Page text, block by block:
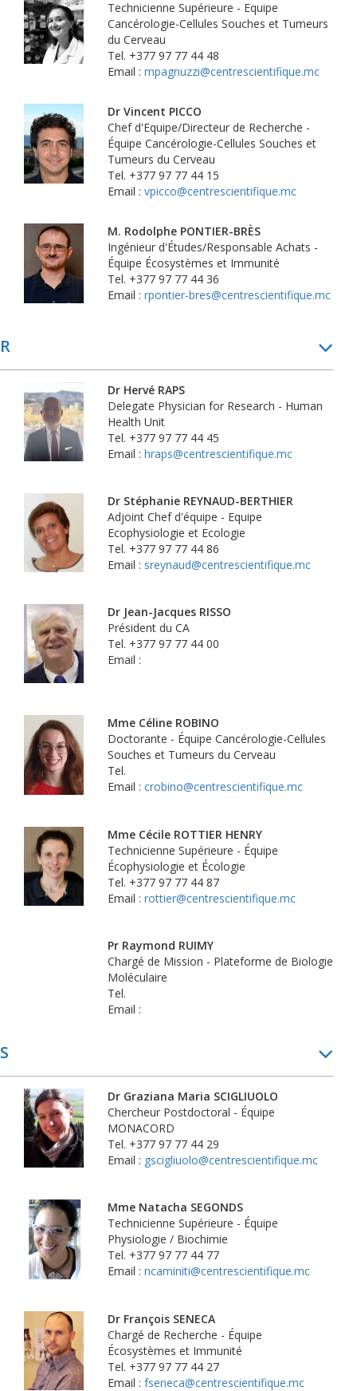
Technicienne Supérieure - Equipe
Cancérologie-Cellules Souches et Tumeurs
du Cerveau
Tel. +377 97 77 44 48
Email : mpagnuzzi@centrescientifique.mc
Dr Vincent PICCO
Chef d'Equipe/Directeur de Recherche -
Équipe Cancérologie-Cellules Souches et
Tumeurs du Cerveau
Tel. +377 97 77 44 15
Email : vpicco@centrescientifique.mc
M. Rodolphe PONTIER-BRÈS
Ingénieur d'Études/Responsable Achats -
Équipe Écosystèmes et Immunité
Tel. +377 97 77 44 36
Email : rpontier-bres@centrescientifique.mc
R
Dr Hervé RAPS
Delegate Physician for Research - Human
Health Unit
Tel. +377 97 77 44 45
Email : hraps@centrescientifique.mc
Dr Stéphanie REYNAUD-BERTHIER
Adjoint Chef d'équipe - Equipe
Ecophysiologie et Ecologie
Tel. +377 97 77 44 86
Email : sreynaud@centrescientifique.mc
Dr Jean-Jacques RISSO
Président du CA
Tel. +377 97 77 44 00
Email :
Mme Céline ROBINO
Doctorante - Équipe Cancérologie-Cellules
Souches et Tumeurs du Cerveau
Tel.
Email : crobino@centrescientifique.mc
Mme Cécile ROTTIER HENRY
Technicienne Supérieure - Équipe
Écophysiologie et Écologie
Tel. +377 97 77 44 87
Email : rottier@centrescientifique.mc
Pr Raymond RUIMY
Chargé de Mission - Plateforme de Biologie
Moléculaire
Tel.
Email :
S
Dr Graziana Maria SCIGLIUOLO
Chercheur Postdoctoral - Équipe
MONACORD
Tel. +377 97 77 44 29
Email : gscigliuolo@centrescientifique.mc
Mme Natacha SEGONDS
Technicienne Supérieure - Équipe
Physiologie / Biochimie
Tel. +377 97 77 44 77
Email : ncaminiti@centrescientifique.mc
Dr François SENECA
Chargé de Recherche - Équipe
Écosystèmes et Immunité
Tel. +377 97 77 44 27
Email : fseneca@centrescientifique.mc